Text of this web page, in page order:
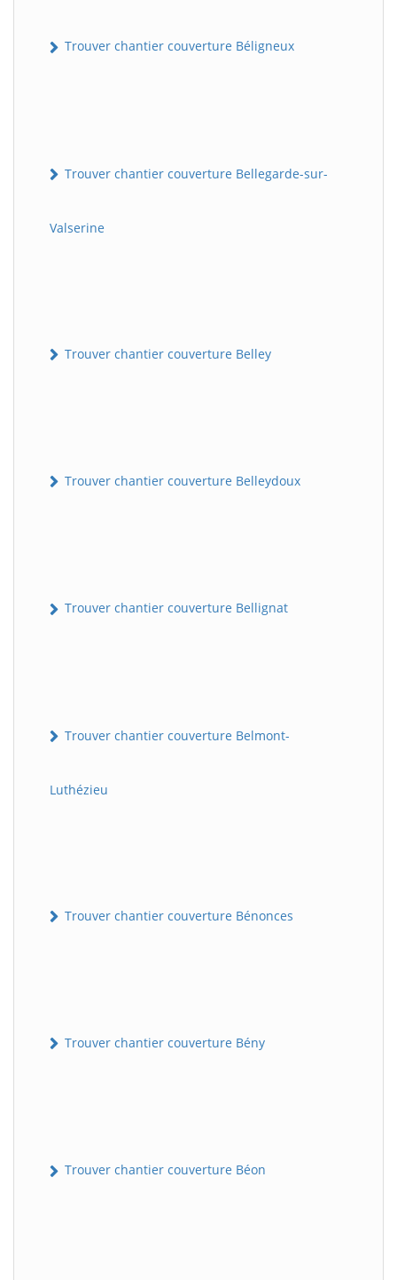
Trouver chantier couverture Béligneux
Trouver chantier couverture Bellegarde-sur-
Valserine
Trouver chantier couverture Belley
Trouver chantier couverture Belleydoux
Trouver chantier couverture Bellignat
Trouver chantier couverture Belmont-
Luthézieu
Trouver chantier couverture Bénonces
Trouver chantier couverture Bény
Trouver chantier couverture Béon